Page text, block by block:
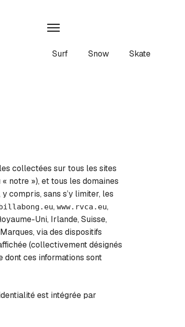
Surf Snow Skate
collectées sur tous les sites
notre »), et tous les domaines
compris, sans s’y limiter, les
, www.rvca.eu,
Uni, Irlande, Suisse,
via des dispositifs
(collectivement désignés
dont ces informations sont
est intégrée par